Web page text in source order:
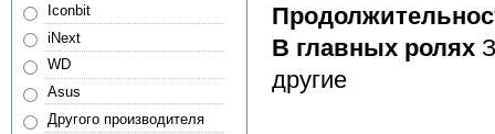
В главных ролях
другие
Iconbit
iNext
WD
Asus
Другого производителя